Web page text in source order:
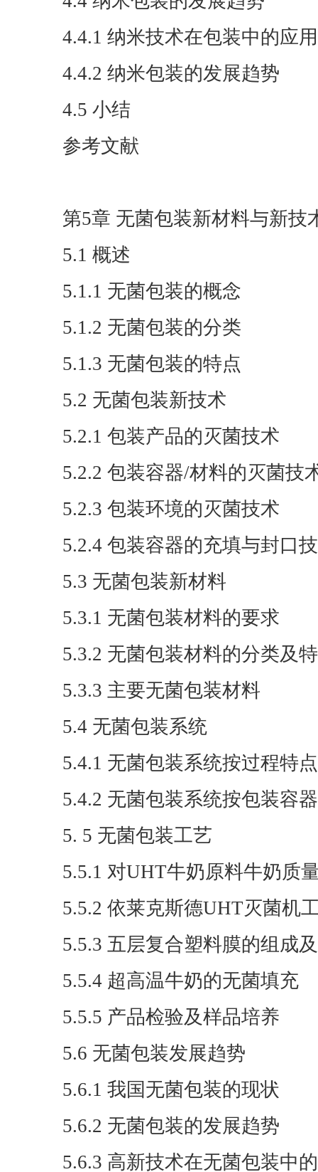
4.4.1 纳米技术在包装中的应用
4.4.2 纳米包装的发展趋势
4.5 小结
参考文献
第5章 无菌包装新材料与新技
5.1 概述
5.1.1 无菌包装的概念
5.1.2 无菌包装的分类
5.1.3 无菌包装的特点
5.2 无菌包装新技术
5.2.1 包装产品的灭菌技术
5.2.2 包装容器/材料的灭菌技
5.2.3 包装环境的灭菌技术
5.2.4 包装容器的充填与封口
5.3 无菌包装新材料
5.3.1 无菌包装材料的要求
5.3.2 无菌包装材料的分类及
5.3.3 主要无菌包装材料
5.4 无菌包装系统
5.4.1 无菌包装系统按过程特
5.4.2 无菌包装系统按包装容
5. 5 无菌包装工艺
5.5.1 对UHT牛奶原料牛奶质
5.5.2 依莱克斯德UHT灭菌机
5.5.3 五层复合塑料膜的组成
5.5.4 超高温牛奶的无菌填充
5.5.5 产品检验及样品培养
5.6 无菌包装发展趋势
5.6.1 我国无菌包装的现状
5.6.2 无菌包装的发展趋势
5.6.3 高新技术在无菌包装中